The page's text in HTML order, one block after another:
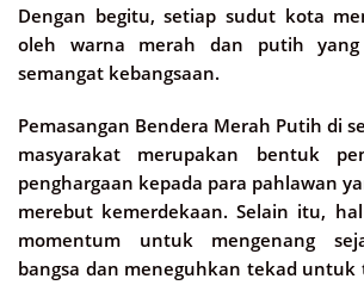
Dengan begitu, setiap sudut kota
oleh warna merah dan putih yang
semangat kebangsaan.
Pemasangan Bendera Merah Putih di
masyarakat merupakan bentuk
penghargaan kepada para pahlawan
merebut kemerdekaan. Selain itu,
momentum untuk mengenang
bangsa dan meneguhkan tekad untuk